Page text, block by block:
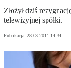
Złożył dziś
telewizyjnej spółki.
Publikacja: 28.03.2014 14:34